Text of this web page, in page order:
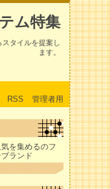
ム特集
タイルを提案し
ます。
RSS 管理者用
を集めるのフ
ランド